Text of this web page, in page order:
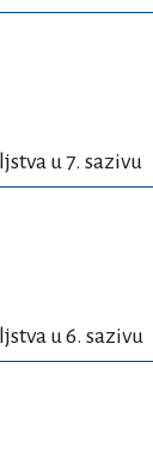
u 7. sazivu
u 6. sazivu